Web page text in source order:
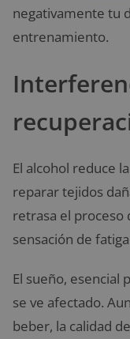
negativamente tu
entrenamiento.
El alcohol reduce
reparar tejidos
retrasa el proceso
sensación de
El sueño, esencial
se ve afectado.
beber, la calidad